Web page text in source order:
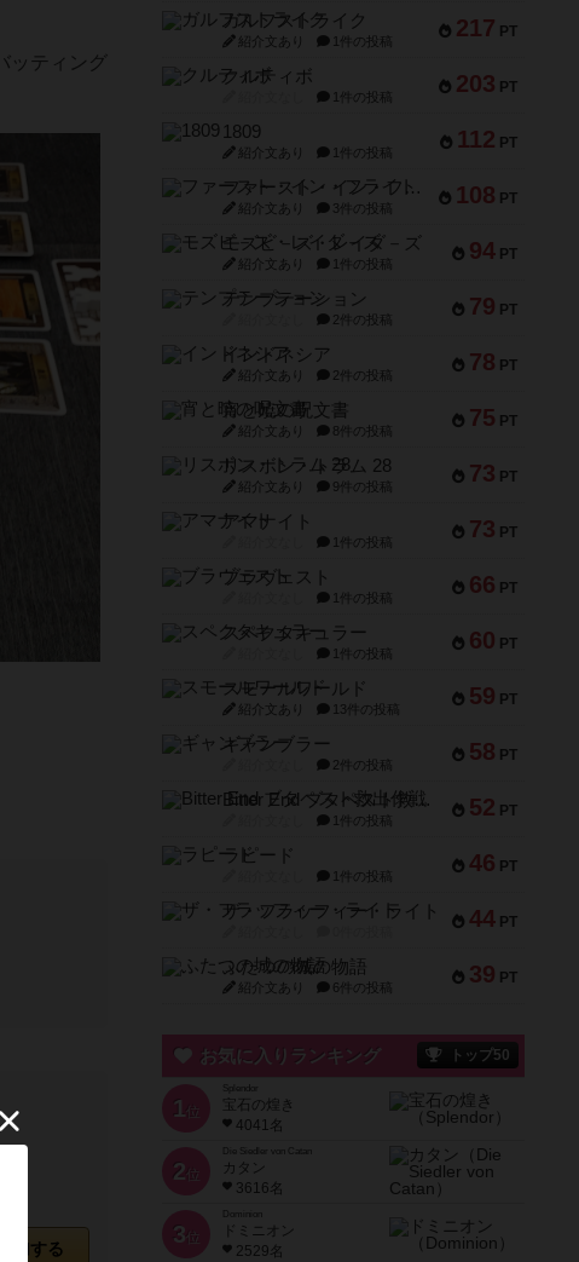
ッティング
加する
217 PT
ガルフストライク
紹介文あり 1件の投稿
203 PT
クルティボ
1件の投稿
112 PT
1809
紹介文あり 1件の投稿
108 PT
ファースト・イン・フライト
紹介文あり 3件の投稿
94 PT
モズビ－ズ・レイダ－ズ
紹介文あり 1件の投稿
79 PT
テンプテーション
2件の投稿
78 PT
インドネシア
紹介文あり 2件の投稿
75 PT
宵と暁の呪文書
紹介文あり 8件の投稿
73 PT
リスボン・トラム 28
紹介文あり 9件の投稿
73 PT
アマナイト
1件の投稿
66 PT
ブラヴェスト
1件の投稿
60 PT
スペクタキュラー
1件の投稿
59 PT
スモールワールド
紹介文あり 13件の投稿
58 PT
ギャンブラー
2件の投稿
52 PT
Bitter End ブタペスト救出作戦
1件の投稿
46 PT
ラピード
1件の投稿
44 PT
ザ・フラッフィー・ライト
39 PT
ふたつの城の物語
紹介文あり 6件の投稿
お気に入りランキング トップ50
1 位
宝石の煌き
4041名
2 位
Die Siedler von Catan
カタン
3616名
3 位
ドミニオン
2529名